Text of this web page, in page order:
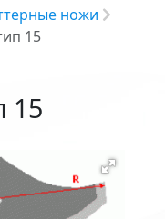
ножи
15
15